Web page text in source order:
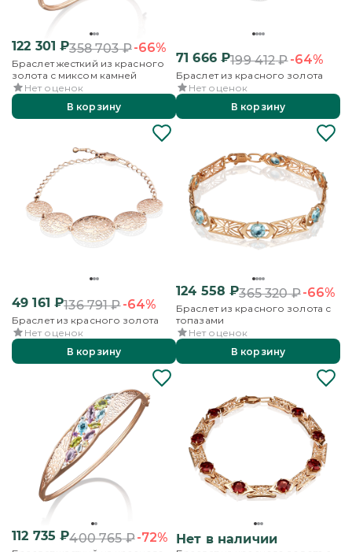
122 301 ₽358 703₽-66%
Браслет жесткий из красного
золота с миксом камней
Нет оценок
В корзину
71 666₽199 412₽-64%
Браслет из красного золота
Нет оценок
В корзину
49 161 ₽136 791₽-64%
Браслет из красного золота
Нет оценок
В корзину
124 558 ₽365 320₽-66%
Браслет из красного золота с
топазами
Нет оценок
В корзину
112 735 ₽400 765₽-72% Нет в наличии